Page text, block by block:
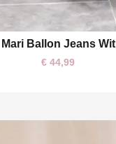
XS M L XL
Mari Ballon Jeans Wit
€ 44,99